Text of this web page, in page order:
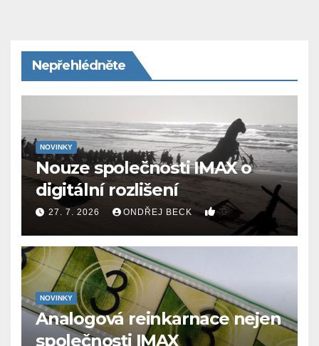
Nepřehlédněte
NOVINKY
Nouze společnosti IMAX o
digitální rozlišení
27. 7. 2026 ONDŘEJ BECK 0
NOVINKY
Analogová reinkarnace nejen
společnosti IMAX